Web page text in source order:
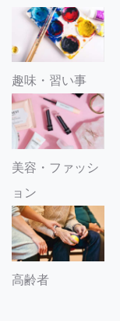
趣味・習い事
美容・ファッシ
ョン
高齢者